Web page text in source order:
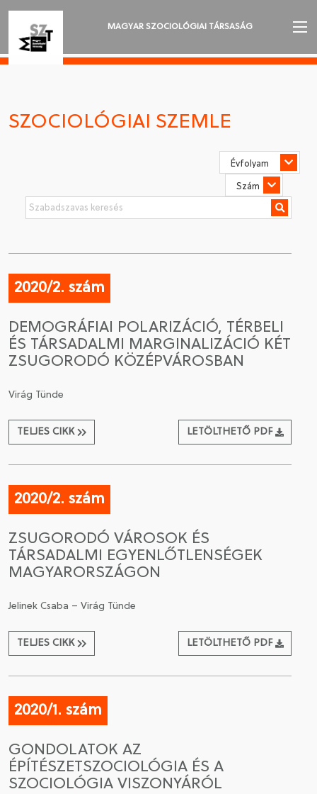
MAGYAR SZOCIOLÓGIAI TÁRSASÁG
SZOCIOLÓGIAI SZEMLE
CSATLAKOZÁS A TÁRSASÁGHOZ / MEGÚJÍTOM A
TAGSÁGOMAT
SZOCIOLÓGIAI SZEMLE
2020/2. szám
DEMOGRÁFIAI POLARIZÁCIÓ, TÉRBELI
ÉS TÁRSADALMI MARGINALIZÁCIÓ KÉT
ZSUGORODÓ KÖZÉPVÁROSBAN
Virág Tünde
TELJES CIKK LETÖLTHETŐ PDF
2020/2. szám
ZSUGORODÓ VÁROSOK ÉS
TÁRSADALMI EGYENLŐTLENSÉGEK
MAGYARORSZÁGON
Jelinek Csaba – Virág Tünde
TELJES CIKK LETÖLTHETŐ PDF
2020/1. szám
GONDOLATOK AZ
ÉPÍTÉSZETSZOCIOLÓGIA ÉS A
SZOCIOLÓGIA VISZONYÁRÓL